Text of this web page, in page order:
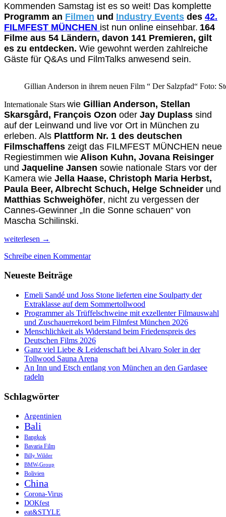
Kommenden Samstag ist es so weit! Das komplette
Programm an Filmen und Industry Events des 42.
FILMFEST MÜNCHEN ist nun online einsehbar. 164
Filme aus 54 Ländern, davon 141 Premieren, gilt
es zu entdecken. Wie gewohnt werden zahlreiche
Gäste für Q&As und FilmTalks anwesend sein.
Gillian Anderson in ihrem neuen Film “ Der Salzpfad“ Foto:
Internationale Stars wie Gillian Anderson, Stellan
Skarsgård, François Ozon oder Jay Duplass sind
auf der Leinwand und live vor Ort in München zu
erleben. Als Plattform Nr. 1 des deutschen
Filmschaffens zeigt das FILMFEST MÜNCHEN neue
Regiestimmen wie Alison Kuhn, Jovana Reisinger
und Jaqueline Jansen sowie nationale Stars vor der
Kamera wie Jella Haase, Christoph Maria Herbst,
Paula Beer, Albrecht Schuch, Helge Schneider und
Matthias Schweighöfer, nicht zu vergessen der
Cannes-Gewinner „In die Sonne schauen“ von
Mascha Schilinski.
So
Filme,
9
dem
Filmfest
München
weiterlesen →
Schreibe einen Kommentar
Neueste Beiträge
Emeli Sandé und Joss Stone lieferten eine Soulparty der
Extraklasse auf dem Sommertollwood
Programmer als Trüffelschweine mit exzellenter Filmauswahl
und Zuschauerrekord beim Filmfest München 2026
Menschlichkeit als Widerstand beim Friedenspreis des
Deutschen Films 2026
Ganz viel Liebe & Leidenschaft bei Alvaro Soler in der
Tollwood Sauna Arena
An Inn und Etsch entlang von München an den Gardasee
radeln
Schlagwörter
Argentinien
Bali
Bangkok
Bavaria Film
Billy Wilder
BMW-Group
Bolivien
China
Corona-Virus
DOKfest
eat&STYLE